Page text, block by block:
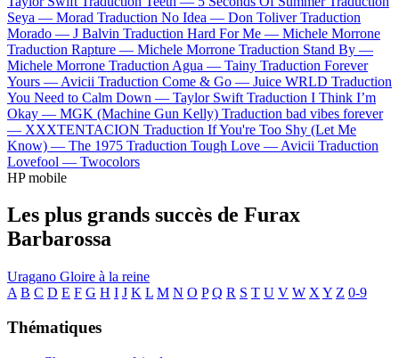
Seya — Morad Traduction No Idea — Don Toliver Traduction
Morado — J Balvin Traduction Hard For Me — Michele Morrone
Traduction Rapture — Michele Morrone Traduction Stand By —
Michele Morrone Traduction Agua — Tainy Traduction Forever
Yours — Avicii Traduction Come & Go — Juice WRLD Traduction
You Need to Calm Down — Taylor Swift Traduction I Think I’m
Okay — MGK (Machine Gun Kelly) Traduction bad vibes forever
— XXXTENTACION Traduction If You're Too Shy (Let Me
Know) — The 1975 Traduction Tough Love — Avicii Traduction
Lovefool — Twocolors
HP mobile
Les plus grands succès de Furax
Barbarossa
Uragano Gloire à la reine
A B C D E F G H I J K L M N O P Q R S T U V W X Y Z 0-9
Thématiques